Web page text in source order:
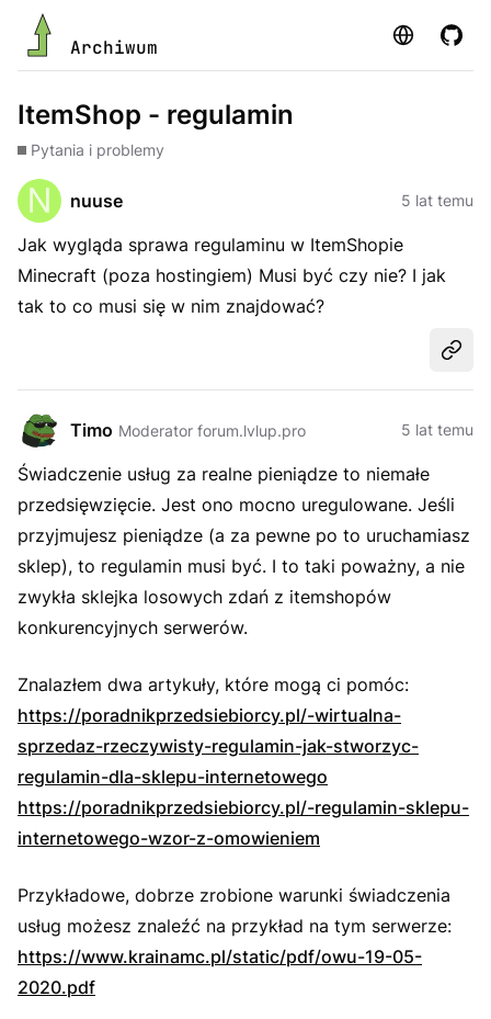
Archiwum Strona
ItemShop - regulamin
Pytania i problemy
nuuse 5 lat temu
Jak wygląda sprawa regulaminu w ItemShopie
Minecraft (poza hostingiem) Musi być czy nie? I jak
tak to co musi się w nim znajdować?
Timo Moderator forum.lvlup.pro 5 lat temu
Świadczenie usług za realne pieniądze to niemałe
przedsięwzięcie. Jest ono mocno uregulowane. Jeśli
przyjmujesz pieniądze (a za pewne po to uruchamiasz
sklep), to regulamin musi być. I to taki poważny, a nie
zwykła sklejka losowych zdań z itemshopów
konkurencyjnych serwerów.
Znalazłem dwa artykuły, które mogą ci pomóc:
https://poradnikprzedsiebiorcy.pl/-wirtualna-
sprzedaz-rzeczywisty-regulamin-jak-stworzyc-
regulamin-dla-sklepu-internetowego
https://poradnikprzedsiebiorcy.pl/-regulamin-sklepu-
internetowego-wzor-z-omowieniem
Przykładowe, dobrze zrobione warunki świadczenia
usług możesz znaleźć na przykład na tym serwerze:
https://www.krainamc.pl/static/pdf/owu-19-05-
2020.pdf